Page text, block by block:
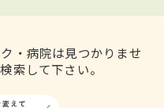
・病院は見つかりませ
索して下さい。